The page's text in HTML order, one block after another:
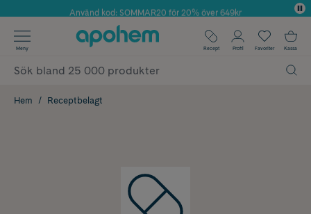
Använd kod: SOMMAR20 för 20% över 649kr
✓ Fri frakt
✓ Poäng på alla köp*
Meny Recept Profil Favoriter Kassa
Hem Receptbelagt